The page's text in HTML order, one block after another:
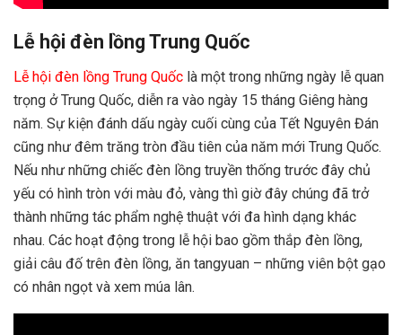
Lễ hội đèn lồng Trung Quốc
Lễ hội đèn lồng Trung Quốc là một trong những ngày lễ quan
trọng ở Trung Quốc, diễn ra vào ngày 15 tháng Giêng hàng
năm. Sự kiện đánh dấu ngày cuối cùng của Tết Nguyên Đán
cũng như đêm trăng tròn đầu tiên của năm mới Trung Quốc.
Nếu như những chiếc đèn lồng truyền thống trước đây chủ
yếu có hình tròn với màu đỏ, vàng thì giờ đây chúng đã trở
thành những tác phẩm nghệ thuật với đa hình dạng khác
nhau. Các hoạt động trong lễ hội bao gồm thắp đèn lồng,
giải câu đố trên đèn lồng, ăn tangyuan – những viên bột gạo
có nhân ngọt và xem múa lân.